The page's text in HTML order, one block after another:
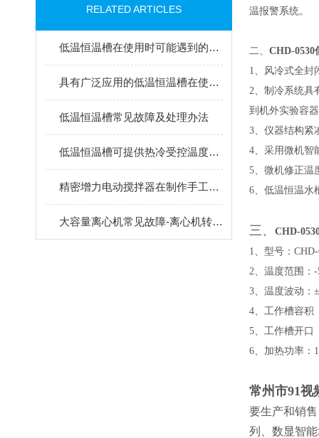
RELATED ARTICLES
低温恒温槽在使用时可能遇到的问题分析
具有广泛应用的低温恒温槽在使用时应注意哪些事项？
低温恒温槽常见故障及处理办法
低温恒温槽可提供热冷受控温度均匀恒定的场源
精密增力电动搅拌器在制作手工皂时所起到的作用介绍
大容量离心机常见故障-离心机转子不平衡
温报警系统。
二、 CHD-0530
1、风冷式全封
2、制冷系统具
到机外实验容
3、仪器结构紧
4、采用微机智
5、微机修正温
6、低温恒温水
三、
CHD-
1、型号：
2、温度范围
3、温度波动：
4、工作槽容积
5、工作槽开口
6、加热功率：
常州市91视
要生产和销
列、数显智